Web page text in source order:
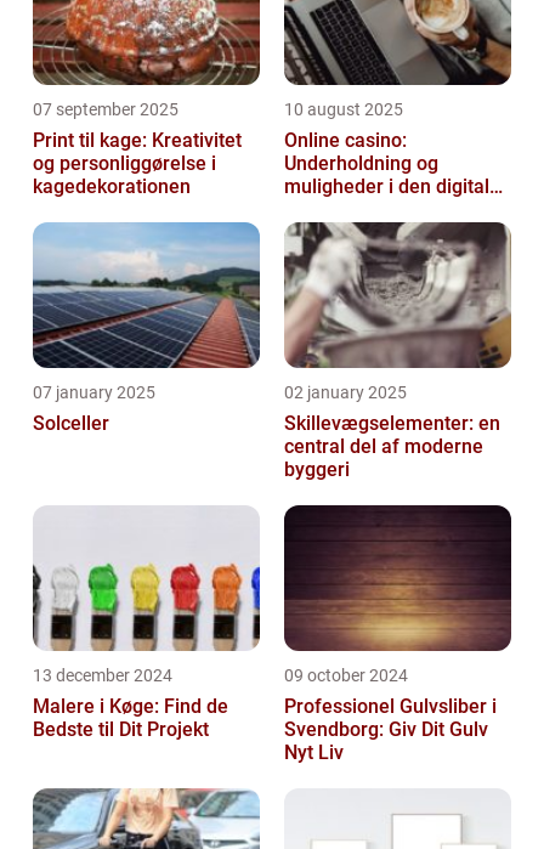
07 september 2025
Print til kage: Kreativitet
og personliggørelse i
kagedekorationen
10 august 2025
Online casino:
Underholdning og
muligheder i den digitale
07 january 2025
Solceller
02 january 2025
Skillevægselementer: en
central del af moderne
byggeri
13 december 2024
Malere i Køge: Find de
Bedste til Dit Projekt
09 october 2024
Professionel Gulvsliber i
Svendborg: Giv Dit Gulv
Nyt Liv